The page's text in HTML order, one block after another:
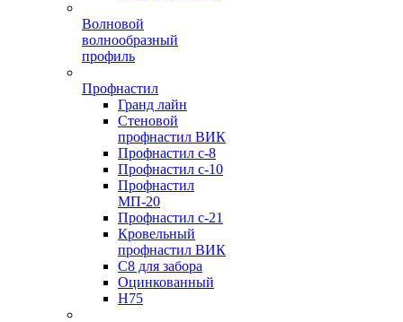
Волновой
волнообразный
профиль
Профнастил
Гранд лайн
Стеновой
профнастил ВИК
Профнастил с-8
Профнастил с-10
Профнастил
МП-20
Профнастил с-21
Кровельный
профнастил ВИК
С8 для забора
Оцинкованный
Н75